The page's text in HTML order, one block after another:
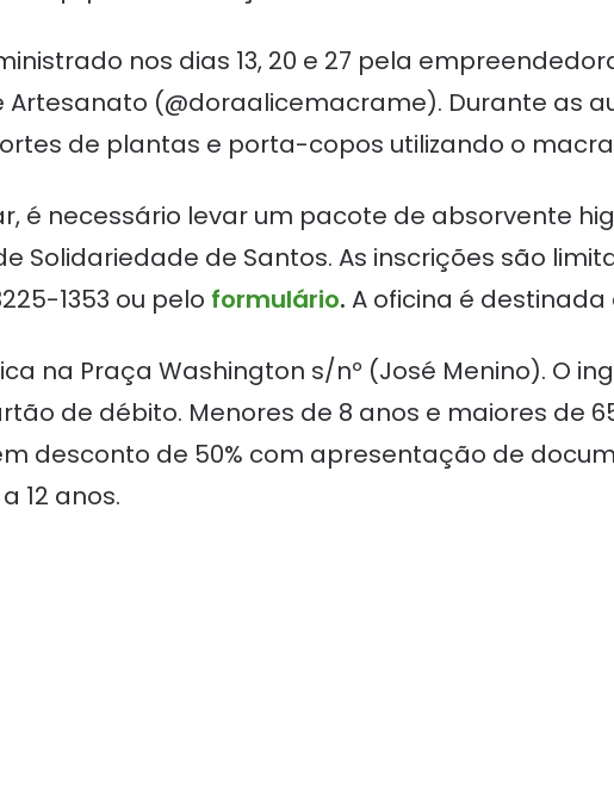
nos dias 13, 20 e 27 pela
Artesanato (@doraalicemacrame). Durante as
de plantas e porta-copos utilizando o
é necessário levar um pacote de absorvente
Solidariedade de Santos. As inscrições são
1353 ou pelo formulário. A oficina é
na Praça Washington s/nº (José Menino). O
de débito. Menores de 8 anos e maiores de
desconto de 50% com apresentação de
12 anos.